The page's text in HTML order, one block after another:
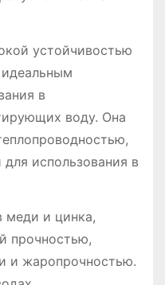
устойчивостью
в
воду. Она
использования в
меди и цинка,
прочностью,
и жаропрочностью.